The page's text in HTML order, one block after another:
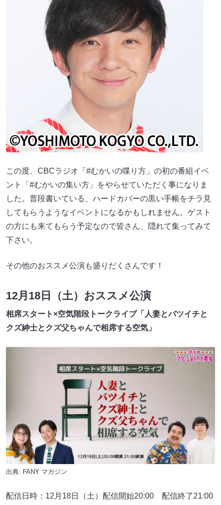
この度、CBCラジオ「#むかいの喋り方」の初の番組イベ
ント「#むかいの集い方」をやらせていただく事になりま
した。普段書いている、ハードカバーの黒い手帳をチラ見
してもらうようなイベントになるかもしれません。ゲスト
の方にも来てもらう予定なので皆さん、隠れて集ってみて
下さい。
その他のおススメ公演も盛りだくさんです！
12月18日（土）おススメ公演
相席スタート×空気階段トークライブ「人妻とバツイチと
クズ紳士とクズ父ちゃんで相席する空気」
出典: FANY マガジン
配信日時：12月18日（土）配信開始20:00 配信終了21:00